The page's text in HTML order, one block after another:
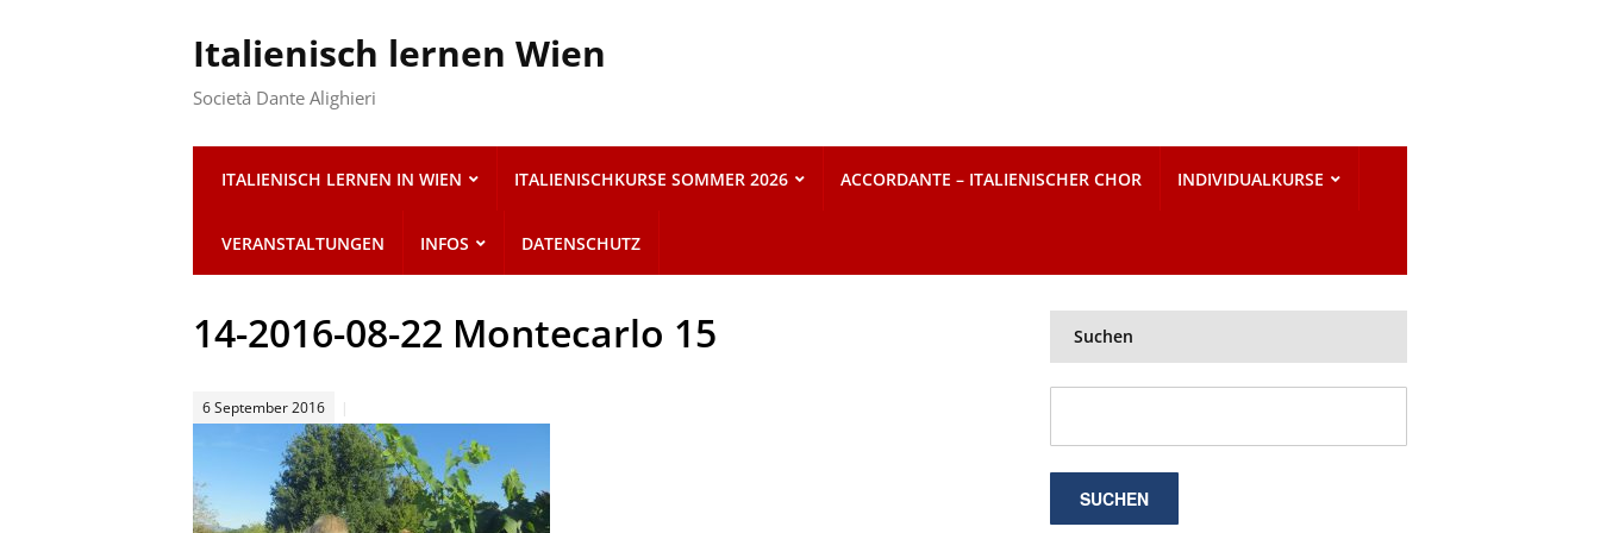
Italienisch lernen Wien
Società Dante Alighieri
ITALIENISCH LERNEN IN WIEN ITALIENISCHKURSE SOMMER 2026 ACCORDANTE – ITALIENISCHER CHOR INDIVIDUALKURSE
VERANSTALTUNGEN INFOS DATENSCHUTZ
14-2016-08-22 Montecarlo 15
6 September 2016
Suchen